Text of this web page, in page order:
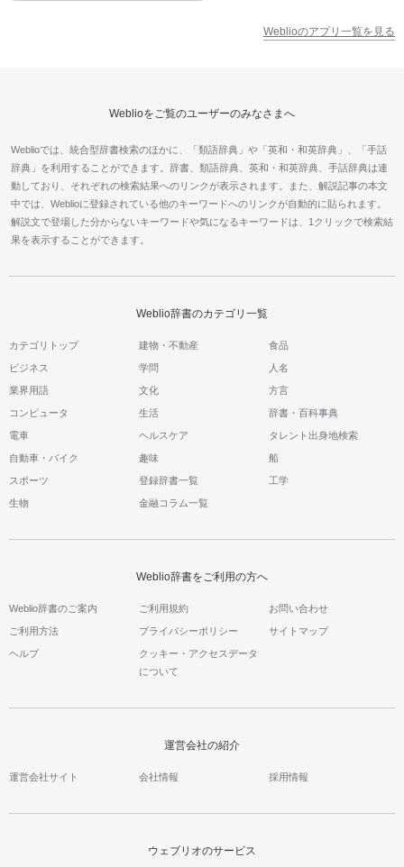
Weblioのアプリ一覧を見る
Weblioをご覧のユーザーのみなさまへ
Weblioでは、統合型辞書検索のほかに、「類語辞典」や「英和・和英辞典」、「手話
辞典」を利用することができます。辞書、類語辞典、英和・和英辞典、手話辞典は連
動しており、それぞれの検索結果へのリンクが表示されます。また、解説記事の本文
中では、Weblioに登録されている他のキーワードへのリンクが自動的に貼られます。
解説文で登場した分からないキーワードや気になるキーワードは、1クリックで検索結
果を表示することができます。
Weblio辞書のカテゴリ一覧
カテゴリトップ 建物・不動産 食品
ビジネス 学問 人名
業界用語 文化 方言
コンピュータ 生活 辞書・百科事典
電車 ヘルスケア タレント出身地検索
自動車・バイク 趣味 船
スポーツ 登録辞書一覧 工学
生物 金融コラム一覧
Weblio辞書をご利用の方へ
Weblio辞書のご案内 ご利用規約 お問い合わせ
ご利用方法 プライバシーポリシー サイトマップ
ヘルプ
クッキー・アクセスデータ
について
運営会社の紹介
運営会社サイト 会社情報 採用情報
ウェブリオのサービス